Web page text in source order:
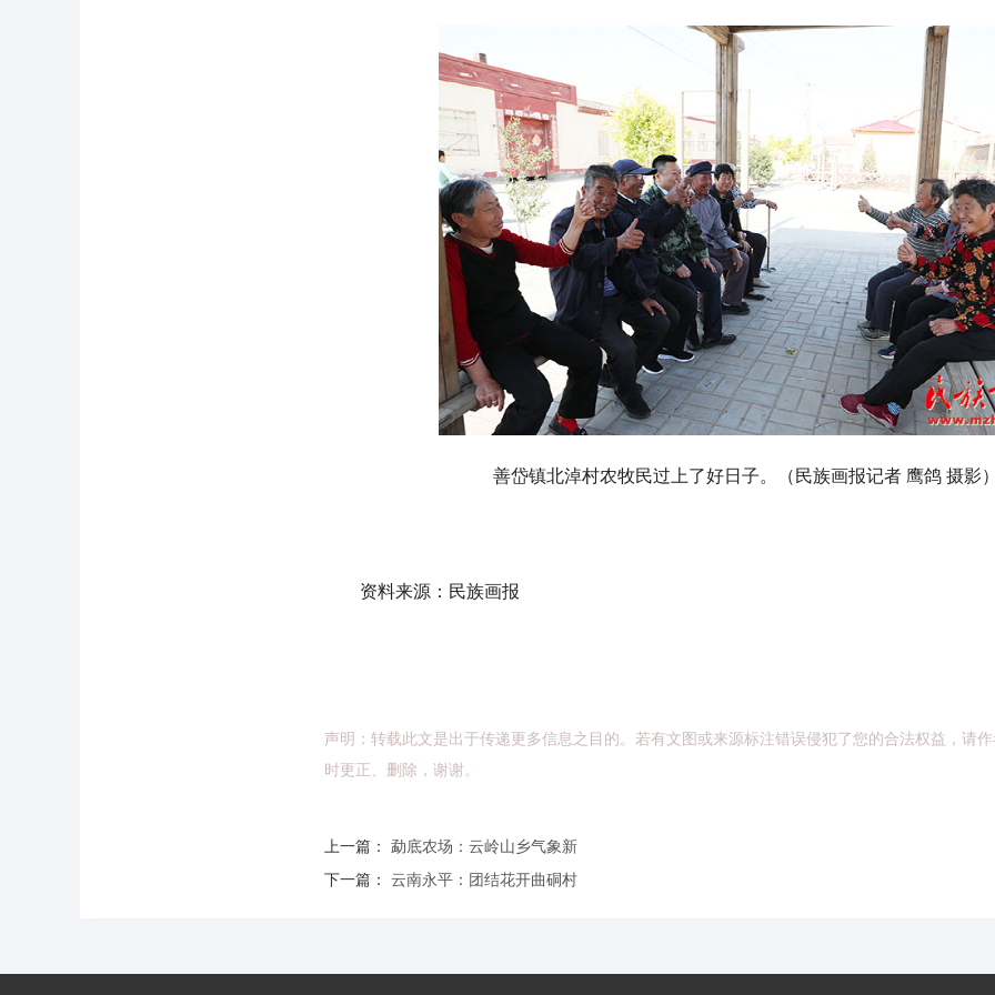
善岱镇北淖村农牧民过上了好日子。（民族画报记者 鹰鸽 摄影
资料来源：民族画报
声明：转载此文是出于传递更多信息之目的。若有文图或来源标注错误侵犯了您的合法权益，请
时更正、删除，谢谢。
上一篇： 勐底农场：云岭山乡气象新
下一篇： 云南永平：团结花开曲硐村